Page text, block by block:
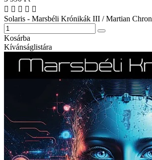
Solaris - Marsbéli Krónikák III / Martian
Kosárba
Kívánságlistára